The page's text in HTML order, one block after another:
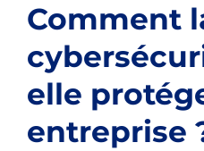
Comment
elle
entreprise